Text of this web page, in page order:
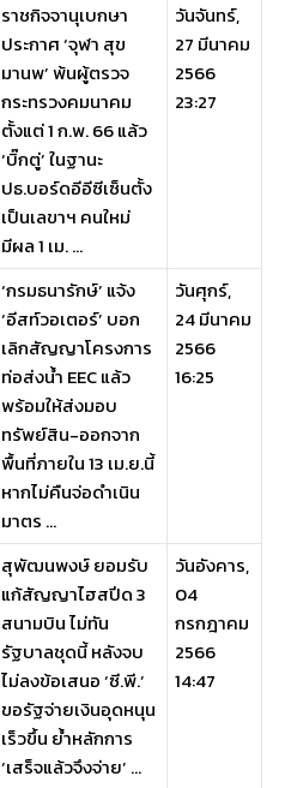
ราชกิจจานุเบกษา
ประกาศ ‘จุฬา สุข
มานพ’ พ้นผู้ตรวจ
กระทรวงคมนาคม
ตั้งแต่ 1 ก.พ. 66 แล้ว
‘บิ๊กตู่’ ในฐานะ
ปธ.บอร์ดอีอีซีเซ็นตั้ง
เป็นเลขาฯ คนใหม่
มีผล 1 เม. ...
วันจันทร์,
27 มีนาคม
2566
23:27
‘กรมธนารักษ์’ แจ้ง
‘อีสท์วอเตอร์’ บอก
เลิกสัญญาโครงการ
ท่อส่งน้ำ EEC แล้ว
พร้อมให้ส่งมอบ
ทรัพย์สิน-ออกจาก
พื้นที่ภายใน 13 เม.ย.นี้
หากไม่คืนจ่อดำเนิน
มาตร ...
วันศุกร์,
24 มีนาคม
2566
16:25
สุพัฒนพงษ์ ยอมรับ
แก้สัญญาไฮสปีด 3
สนามบิน ไม่ทัน
รัฐบาลชุดนี้ หลังจบ
ไม่ลงข้อเสนอ ‘ซี.พี.’
ขอรัฐจ่ายเงินอุดหนุน
เร็วขึ้น ย้ำหลักการ
‘เสร็จแล้วจึงจ่าย’ ...
วันอังคาร,
04
กรกฎาคม
2566
14:47